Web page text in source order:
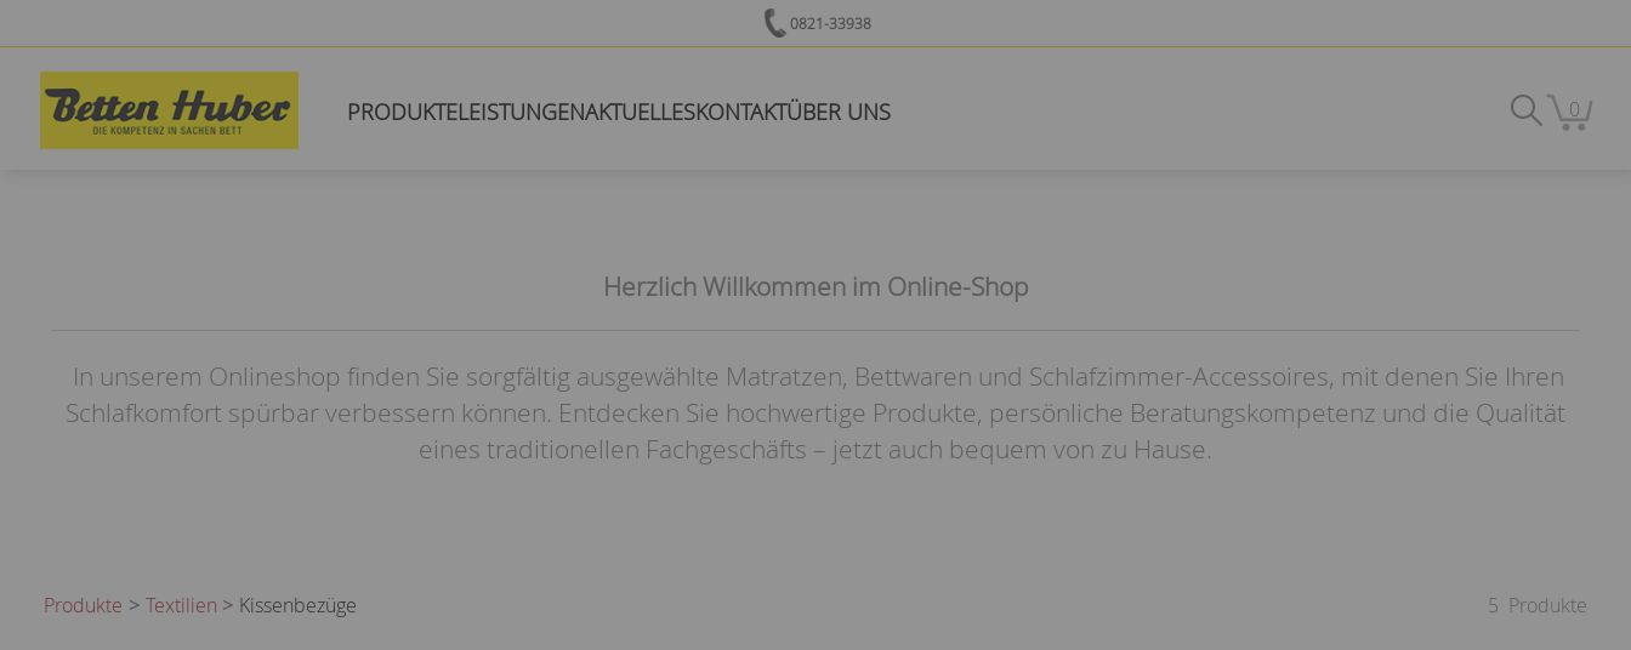
0821-33938
PRODUKTELEISTUNGENAKTUELLESKONTAKTÜBER UNS 0
Herzlich Willkommen im Online-Shop
In unserem Onlineshop finden Sie sorgfältig ausgewählte Matratzen, Bettwaren und Schlafzimmer-Accessoires, mit denen Sie Ihren
Schlafkomfort spürbar verbessern können. Entdecken Sie hochwertige Produkte, persönliche Beratungskompetenz und die Qualität
eines traditionellen Fachgeschäfts – jetzt auch bequem von zu Hause.
Produkte Textilien Kissenbezüge 5 Produkte